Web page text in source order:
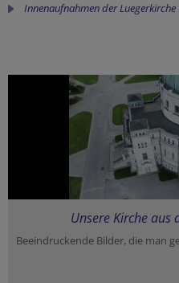
Innenaufnahmen der Luegerkirche
Unsere Kirche aus
Beeindruckende Bilder, die man